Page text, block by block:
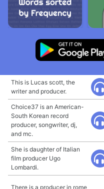
This is Lucas scott, the
writer and producer.
Choice37 is an American-
South Korean record
producer, songwriter, dj,
and mc.
She is daughter of Italian
film producer Ugo
Lombardi.
There is a producer in rome